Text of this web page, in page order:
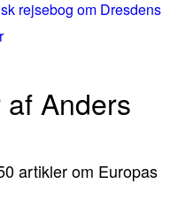
rejsebog om Dresdens
Anders
artikler om Europas